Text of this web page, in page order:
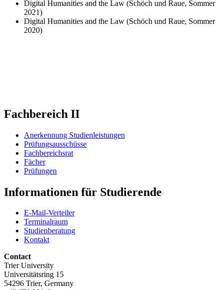
Digital Humanities and the Law (Schöch und Raue, Sommer
2021)
Digital Humanities and the Law (Schöch und Raue, Sommer
2020)
Fachbereich II
Anerkennung Studienleistungen
Prüfungsausschüsse
Fachbereichsrat
Fächer
Prüfungen
Informationen für Studierende
E-Mail-Verteiler
Terminalraum
Studienberatung
Kontakt
Contact
Trier University
Universitätsring 15
54296 Trier, Germany